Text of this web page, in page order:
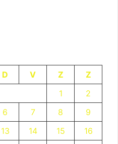
D V Z
Z
1
2
6 7 8
9
13 14 15
16